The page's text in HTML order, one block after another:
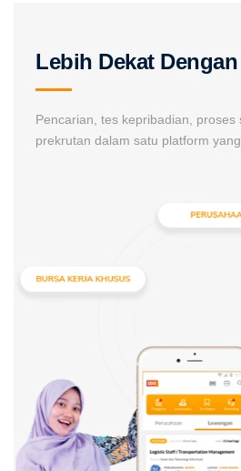
Lebih Dekat
Pencarian, tes kepribadian, proses
prekrutan dalam satu platform